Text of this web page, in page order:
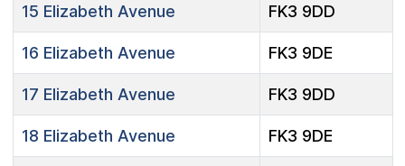
15 Elizabeth Avenue FK3 9DD
16 Elizabeth Avenue FK3 9DE
17 Elizabeth Avenue FK3 9DD
18 Elizabeth Avenue FK3 9DE